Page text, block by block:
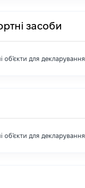
засоби
об'єкти для
об'єкти для